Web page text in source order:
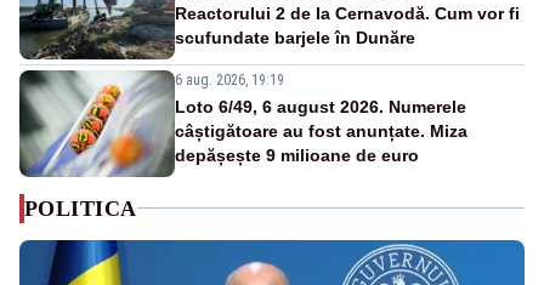
Reactorului 2 de la Cernavodă. Cum vor fi
scufundate barjele în Dunăre
6 aug. 2026, 19:19
Loto 6/49, 6 august 2026. Numerele
câștigătoare au fost anunțate. Miza
depășește 9 milioane de euro
POLITICA